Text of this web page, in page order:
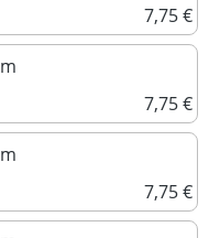
7,75 €
7,75 €
7,75 €